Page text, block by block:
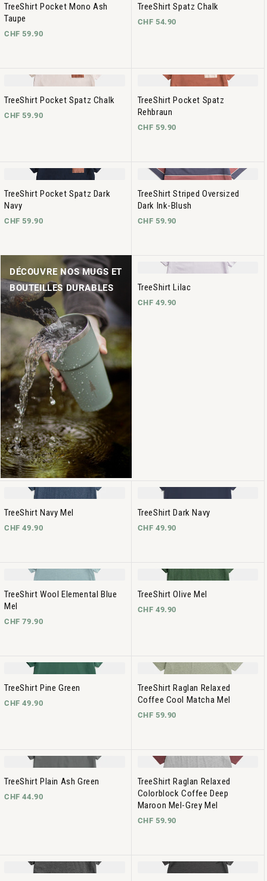
TreeShirt Pocket Mono Ash
Taupe
CHF 59.90
TreeShirt Spatz Chalk
CHF 54.90
TreeShirt Pocket Spatz Chalk
CHF 59.90
TreeShirt Pocket Spatz
Rehbraun
CHF 59.90
TreeShirt Pocket Spatz Dark
Navy
CHF 59.90
TreeShirt Striped Oversized
Dark Ink-Blush
CHF 59.90
DÉCOUVRE NOS MUGS ET
BOUTEILLES DURABLES
TreeShirt Lilac
CHF 49.90
TreeShirt Navy Mel
CHF 49.90
TreeShirt Dark Navy
CHF 49.90
TreeShirt Wool Elemental Blue
Mel
CHF 79.90
TreeShirt Olive Mel
CHF 49.90
TreeShirt Pine Green
CHF 49.90
TreeShirt Raglan Relaxed
Coffee Cool Matcha Mel
CHF 59.90
TreeShirt Plain Ash Green
CHF 44.90
TreeShirt Raglan Relaxed
Colorblock Coffee Deep
Maroon Mel-Grey Mel
CHF 59.90